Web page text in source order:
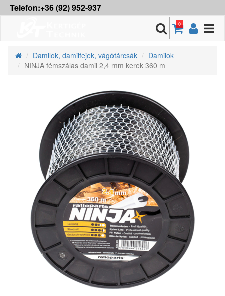
Telefon:+36 (92) 952-937
0
Damilok, damilfejek, vágótárcsák
Damilok
NINJA fémszálas damil 2,4 mm kerek 360 m